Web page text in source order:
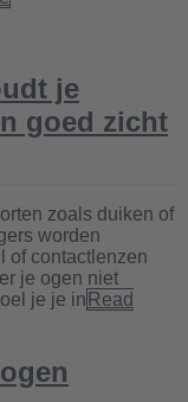
je
goed zicht
zoals duiken of
worden
of contactlenzen
je ogen niet
je je in Read